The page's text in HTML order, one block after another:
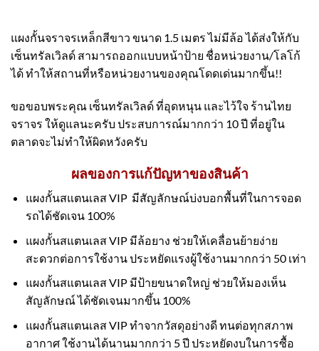
แผงกั้นจราจรเหล็กสีขาว ขนาด 1.5 เมตร ไม่มีล้อ ได้ส่งให้กับ
เซ็นทรัลเวิลด์ สามารถออกแบบหน้าป้าย ชื่อหน่วยงาน/โลโก้
ได้ ทำให้สถานที่หรือหน่วยงานของคุณโดดเด่นมากขึ้น!!
ขอขอบพระคุณ เซ็นทรัลเวิลด์ ที่อุดหนุน และไว้ใจ ร้านไทย
จราจร ให้ดูแลนะครับ ประสบการณ์มากกว่า 10 ปี ที่อยู่ใน
ตลาดจะไม่ทำให้ผิดหวังครับ
ผลของการแก้ปัญหาของสินค้า
แผงกั้นสแตนเลส VIP มีสัญลักษณ์บ่งบอกพื้นที่ในการจอด
รถได้ชัดเจน 100%
แผงกั้นสแตนเลส VIP มีล้อยาง ช่วยให้เคลื่อนย้ายง่าย
สะดวกต่อการใช้งาน ประหยัดแรงผู้ใช้งานมากกว่า 50 เท่า
แผงกั้นสแตนเลส VIP มีป้ายขนาดใหญ่ ช่วยให้มองเห็น
สัญลักษณ์ ได้ชัดเจนมากขึ้น 100%
แผงกั้นสแตนเลส VIP ทำจากวัสดุอย่างดี ทนต่อทุกสภาพ
อากาศ ใช้งานได้นานมากกว่า 5 ปี ประหยัดงบในการซื้อ